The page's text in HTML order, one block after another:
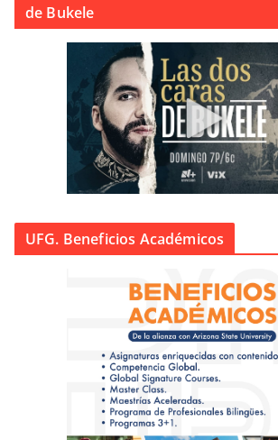
de Bukele
UFG. Beneficios Académicos